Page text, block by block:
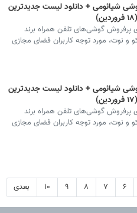
شیائومی + دانلود لیست جدیدترین
پرفروش گوشی‌های تلفن همراه برند
و نوت، مورد توجه کاربران فضای مجازی
شیائومی + دانلود لیست جدیدترین
پرفروش گوشی‌های تلفن همراه برند
و نوت، مورد توجه کاربران فضای مجازی
۶ ۷ ۸ ۹ ۱۰ بعدی